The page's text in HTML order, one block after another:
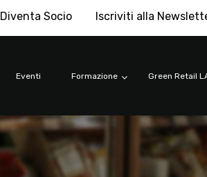
Diventa Socio Iscriviti alla
Eventi Formazione Green Retail